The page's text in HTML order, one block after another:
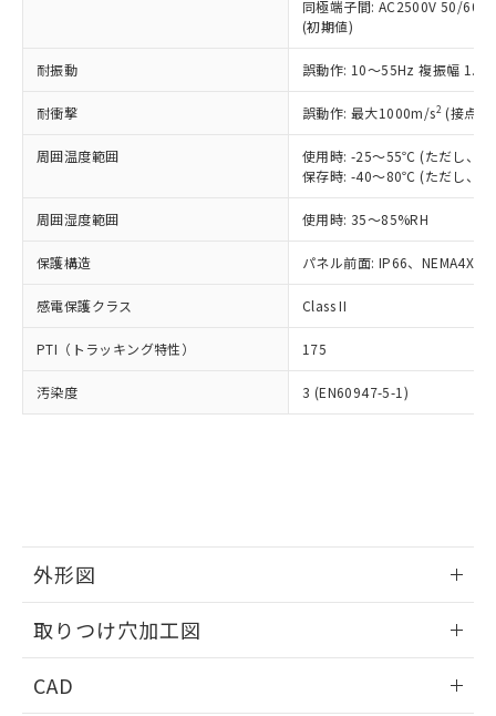
同極端子間: AC2500V 50/
(初期値)
耐振動 誤動作: 10～55Hz 複振幅
耐衝撃 誤動作: 最大1000m/s2 (接点
周囲温度範囲
使用時: -25～55℃ (ただし、氷
保存時: -40～80℃ (ただし、氷
周囲湿度範囲 使用時: 35～85%RH
保護構造 パネル前面: IP66、NEMA4X,
感電保護クラス Class II
PTI（トラッキング特性） 175
汚染度 3 (EN60947-5-1)
外形図
取りつけ穴加工図
CAD
正式な納期状況および標準価格はお客
様のお取引先、またはお客様担当のオ
ムロン制御機器販売店・当社販売員に
オムロン制御機器販売店や当社販売拠
販売ネットワーク
」をご確認
在庫状況および標準価格結果を当社の
事前の承諾なく第三者に漏洩または開
マイパーツ機能（部品リスト作成サー
ビス）をご利用いただくには、I-Web
メンバーズにご登録されている必要が
あります。
お客様が当ウェブサイト上で当社にご
登録された部品リストについて、当社
および当社の共同利用者が、当社の製
用者の範囲」に記載されている法人を
(PBDE) 1000ppm以下、フタル酸ビス(2-エチルヘキシ
ル) (DEHP)(別名：DOP) 1000ppm以下、フタル酸ブチ
ルベンジル（BBP） 1000ppm以下、フタル酸ジブチル
（DBP） 1000ppm以下、フタル酸ジイソブチル
但し、RoHS指令で産業用監視および制御機器に対する
フタル酸エステル類の４物質については閾値を超える意
図的な使用がないことを確認しています。
※2 対応予定月
部品在庫の切り替え状況などにより、予定
月が前後することがあります。
※3 非含有証明書ダウンロード
※本証明書は発行日時点で非含有を証明す
るもので、過去に遡って非含有を証明する
ものではありません。
物質の対応では、対応完了までの期間は出
荷製品に未対応品が混在することから備考
Cr(Ⅵ)(六価クロム) : 1000ppm、 PBBs(ポリ臭化ビフェ
ニル類) : 1000ppm、 PBDEs(ポリ臭化ジフェニルエーテ
イソブチル) : 1000ppm、 BBP(フタル酸ブチルベンジ
DEHP(フタル酸ビス(2-エチルヘキシル)) : 1000ppm
※2 環境保護使用期限
「ｅ」：有害物質（10物質）のすべてが基
準値以下であることを示します。
「10」：通常の使用状況下において有害物
質が外部に漏えいし、環境に深刻な影響を
及ぼさない年数を意味します。
「－」：未確認です。当社販売部門へお問
い合わせください。
当社は規制貨物を破棄する場合は、完
いよう必要な手段を講じます。
当社は貴社製品を、核兵器、ミサイ
ル、化学兵器、生物兵器またはその他
武器並びにこれらの製造装置等に一切
当社は、貴社製品を第三者に販売する
場合は、上記1、2および3の内容を当
該第三者に通知します。また当社は、
販売先および販売に係わる関係者が違
法に輸出するおそれがある場合は、取
り引きをいたしません。
一定数以上の在庫あり
一定数には満たないが在庫あり
在庫なし(最新の在庫状況につ
いては、お客様のお取引先、ま
たはお客様担当のオムロン制御
機器販売店・当社販売員にご確
白
受注生産機種、また在庫状況の
情報を公開していない機種